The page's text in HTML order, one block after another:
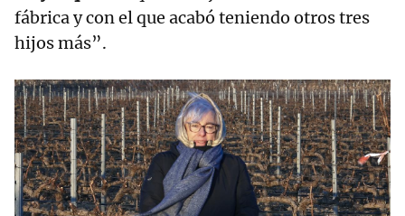
fábrica y con el que acabó teniendo otros tres
hijos más”.